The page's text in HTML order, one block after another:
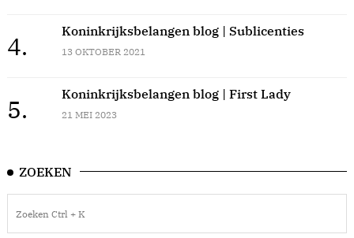
4.
Koninkrijksbelangen blog | Sublicenties
13 OKTOBER 2021
5.
Koninkrijksbelangen blog | First Lady
21 MEI 2023
ZOEKEN